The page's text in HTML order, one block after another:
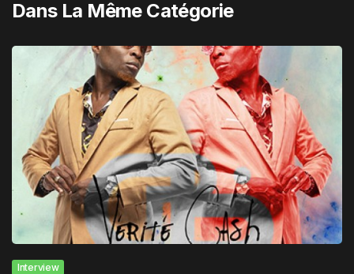
Dans La Même Catégorie
Interview